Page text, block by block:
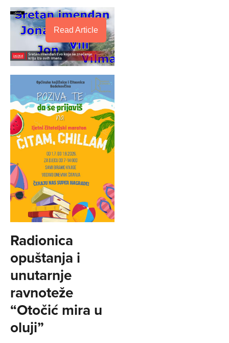
Read Article
Radionica
opuštanja i
unutarnje
ravnoteže
“Otočić mira u
oluji”